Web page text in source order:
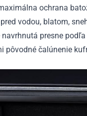
ochrana
vodou, blatom,
navrhnutá presne
pôvodné čalúnenie